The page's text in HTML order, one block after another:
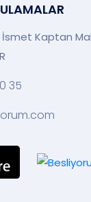
Kaptan
35